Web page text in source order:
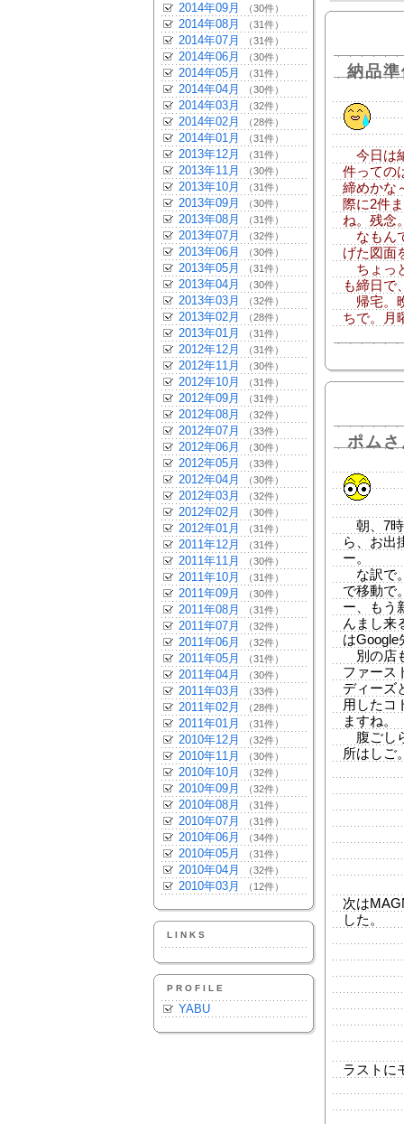
2014年09月 （30件）
2014年08月 （31件）
2014年07月 （31件）
2014年06月 （30件）
2014年05月 （31件）
2014年04月 （30件）
2014年03月 （32件）
2014年02月 （28件）
2014年01月 （31件）
2013年12月 （31件）
2013年11月 （30件）
2013年10月 （31件）
2013年09月 （30件）
2013年08月 （31件）
2013年07月 （32件）
2013年06月 （30件）
2013年05月 （31件）
2013年04月 （30件）
2013年03月 （32件）
2013年02月 （28件）
2013年01月 （31件）
2012年12月 （31件）
2012年11月 （30件）
2012年10月 （31件）
2012年09月 （31件）
2012年08月 （32件）
2012年07月 （33件）
2012年06月 （30件）
2012年05月 （33件）
2012年04月 （30件）
2012年03月 （32件）
2012年02月 （30件）
2012年01月 （31件）
2011年12月 （31件）
2011年11月 （30件）
2011年10月 （31件）
2011年09月 （30件）
2011年08月 （31件）
2011年07月 （32件）
2011年06月 （32件）
2011年05月 （31件）
2011年04月 （30件）
2011年03月 （33件）
2011年02月 （28件）
2011年01月 （31件）
2010年12月 （32件）
2010年11月 （30件）
2010年10月 （32件）
2010年09月 （32件）
2010年08月 （31件）
2010年07月 （31件）
2010年06月 （34件）
2010年05月 （31件）
2010年04月 （32件）
2010年03月 （12件）
LINKS
PROFILE
YABU
納品
今日は
件っての
締めかな
際に2件
ね。残念
なもん
げた図面
ちょっ
も締日で
帰宅。
ちで。月
ポム
朝、7時
ら、お出
ー。
な訳で
で移動で
ー、もう
んまし来
はGoogle
別の店
ファース
ディーズ
用したコ
ますね。
腹ごし
所はしご
次は
した。
ラストに